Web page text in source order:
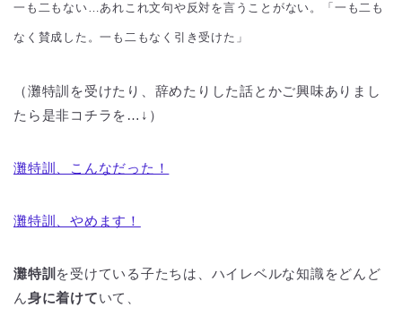
一も二もない…あれこれ文句や反対を言うことがない。「一も二も
なく賛成した。一も二もなく引き受けた」
（灘特訓を受けたり、辞めたりした話とかご興味ありまし
たら是非コチラを…↓）
灘特訓、こんなだった！
灘特訓、やめます！
灘特訓 を受けている子たちは、ハイレベルな知識をどんど
ん身に着けていて、